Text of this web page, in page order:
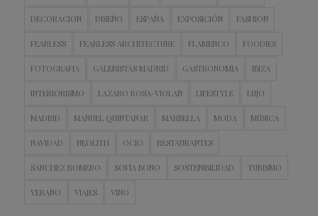
DECORACION DISEÑO ESPAÑA EXPOSICIÓN FASHION
FEARLESS FEARLESS ARCHITECTURE FLAMENCO FOODIES
FOTOGRAFIA GALERISTAS MADRID GASTRONOMIA IBIZA
INTERIORISMO LAZARO ROSA-VIOLAN LIFESTYLE LUJO
MADRID MANUEL QUINTANAR MARBELLA MODA MÚSICA
NAVIDAD NEOLITH OCIO RESTAURANTES
SANCHEZ ROMERO SOFÍA BONO SOSTENIBILIDAD TURISMO
VERANO VIAJES VINO